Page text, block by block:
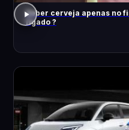
Beber cerveja apenas no
fígado ?